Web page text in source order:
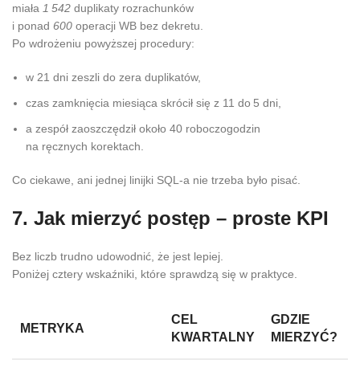
miała 1 542 duplikaty rozrachunków
i ponad 600 operacji WB bez dekretu.
Po wdrożeniu powyższej procedury:
w 21 dni zeszli do zera duplikatów,
czas zamknięcia miesiąca skrócił się z 11 do 5 dni,
a zespół zaoszczędził około 40 roboczogodzin
na ręcznych korektach.
Co ciekawe, ani jednej linijki SQL‑a nie trzeba było pisać.
7. Jak mierzyć postęp – proste KPI
Bez liczb trudno udowodnić, że jest lepiej.
Poniżej cztery wskaźniki, które sprawdzą się w praktyce.
METRYKA
CEL
KWARTALNY
GDZIE
MIERZYĆ?